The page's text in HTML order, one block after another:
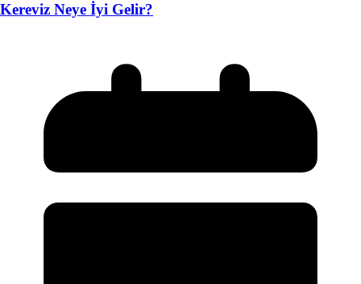
Kereviz Neye İyi Gelir?